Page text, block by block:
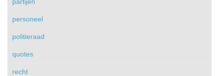
personeel
politieraad
quotes
recht